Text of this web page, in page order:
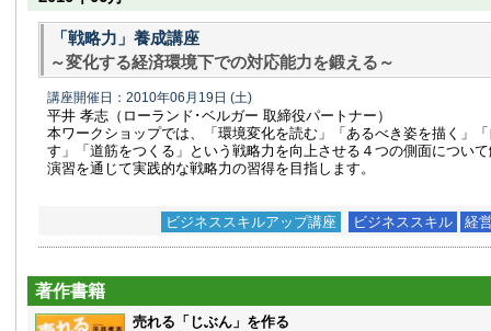
「戦略力」養成講座
～変化する経済環境下での対応能力を鍛える～
講座開催日：2010年06月19日 (土)
平井 孝志（ローランド･ベルガー 取締役パートナー）
本ワークショップでは、「環境変化を読む」「あるべき姿を描く」
す」「道筋をつくる」という戦略力を向上させる４つの側面につい
演習を通じて実践的な戦略力の習得を目指します。
ビジネススキルアップ講座 ビジネススキル 経
著作書籍
売れる「じぶん」を作る